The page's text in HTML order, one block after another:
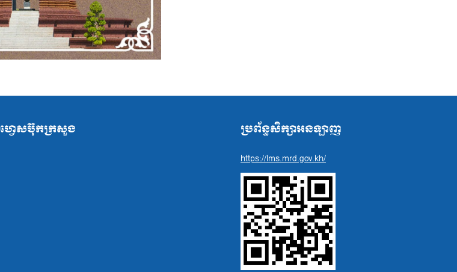
ហ្វេសប៊ុកក្រសួង ប្រព័ន្ធសិក្សាអនឡាញ
https://lms.mrd.gov.kh/